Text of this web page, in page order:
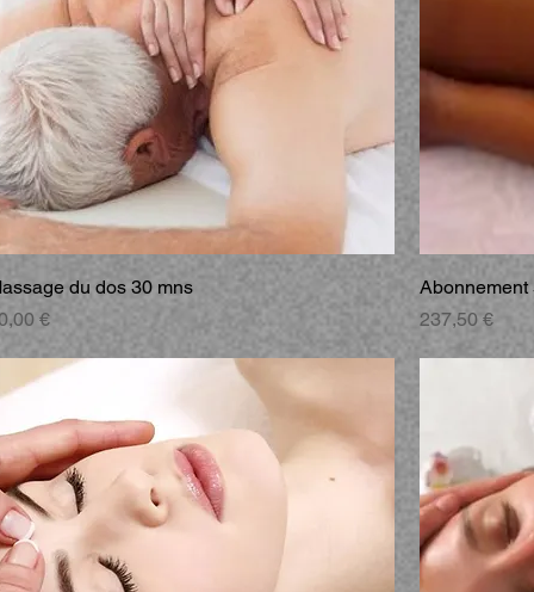
du dos 30 mns
€
Abonnement
Prix
237,50 €